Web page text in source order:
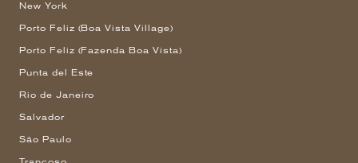
New York
Porto Feliz (Boa Vista Village)
Porto Feliz (Fazenda Boa Vista)
Punta del Este
Rio de Janeiro
Salvador
São Paulo